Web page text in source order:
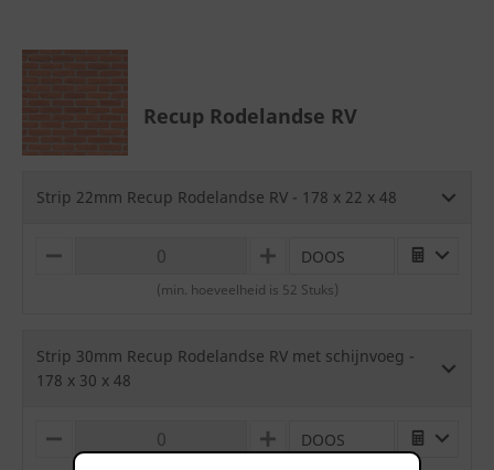
Recup Rodelandse RV
Strip 22mm Recup Rodelandse RV - 178 x 22 x 48
M
P
L
U
DOOS
(min. hoeveelheid is 52 Stuks)
Strip 30mm Recup Rodelandse RV met schijnvoeg -
178 x 30 x 48
M
P
DOOS